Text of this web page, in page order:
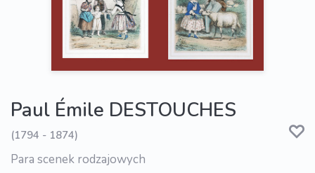
Paul Émile DESTOUCHES
(1794 - 1874)
Para scenek rodzajowych